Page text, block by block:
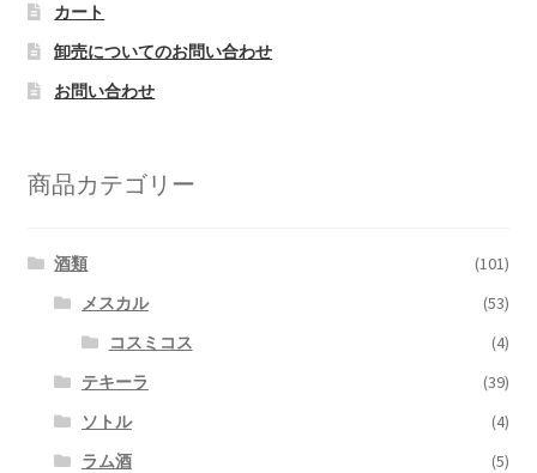
カート
卸売についてのお問い合わせ
お問い合わせ
商品カテゴリー
酒類
(101)
メスカル
(53)
コスミコス
(4)
テキーラ
(39)
ソトル
(4)
ラム酒
(5)